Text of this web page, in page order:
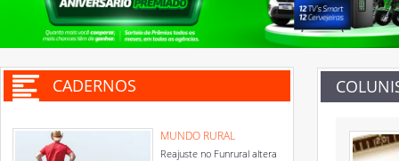
CADERNOS
MUNDO RURAL
Reajuste no Funrural altera